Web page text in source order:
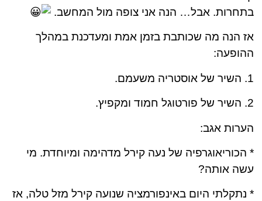
בתחרות. אבל… הנה אני צופה מול המחשב.
אז הנה מה שכותבת בזמן אמת ומעדכנת במהלך
ההופעה:
1. השיר של אוסטריה משעמם.
2. השיר של פורטוגל חמוד ומקפיץ.
הערות אגב:
* הכוריאוגרפיה של נעה קירל מדהימה ומיוחדת. מי
עשה אותה?
* נתקלתי היום באינפורמציה שנועה קירל מזל טלה, אז